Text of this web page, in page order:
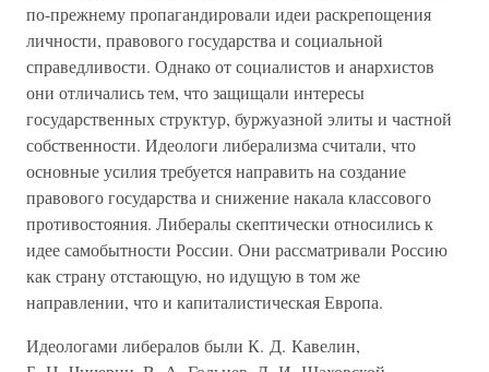
по-прежнему пропагандировали идеи раскрепощения
личности, правового государства и социальной
справедливости. Однако от социалистов и анархистов
они отличались тем, что защищали интересы
государственных структур, буржуазной элиты и частной
собственности. Идеологи либерализма считали, что
основные усилия требуется направить на создание
правового государства и снижение накала классового
противостояния. Либералы скептически относились к
идее самобытности России. Они рассматривали Россию
как страну отстающую, но идущую в том же
направлении, что и капиталистическая Европа.
Идеологами либералов были К. Д. Кавелин,